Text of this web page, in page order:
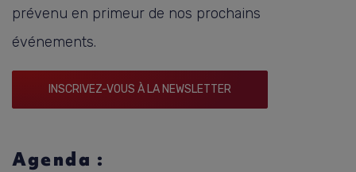
prévenu en primeur de nos prochains
événements.
INSCRIVEZ-VOUS À LA NEWSLETTER
Agenda :